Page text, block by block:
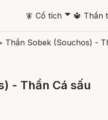
🧚 Cổ tích 🞃 🔱 Thần
Thần Sobek (Souchos) -
- Thần Cá sấu